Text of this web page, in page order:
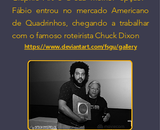
Fábio entrou no mercado Americano
de Quadrinhos, chegando a trabalhar
com o famoso roteirista Chuck Dixon
https://www.deviantart.com/fsgu/gallery